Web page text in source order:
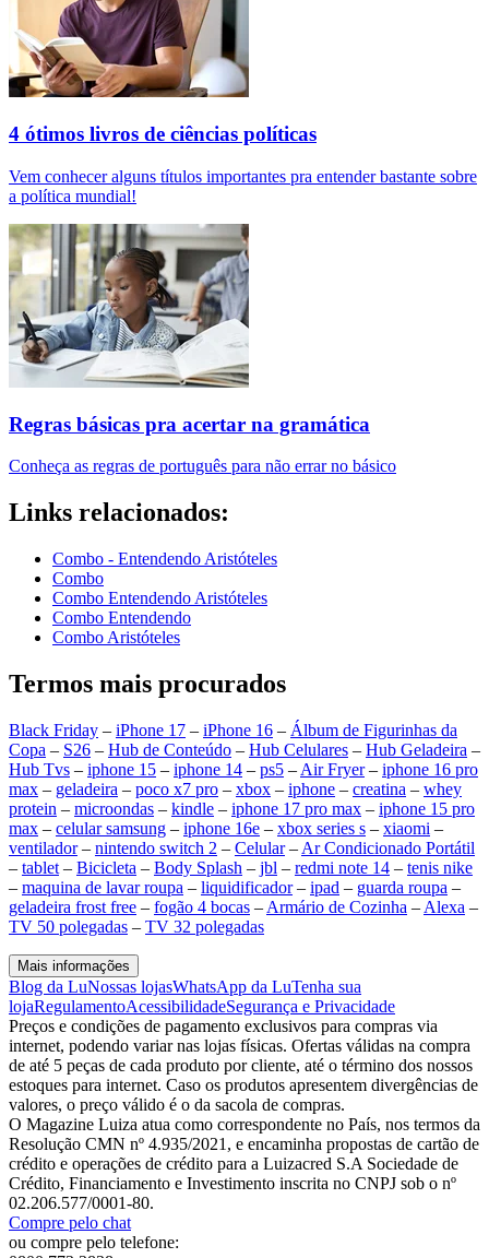
4 ótimos livros de ciências políticas
Vem conhecer alguns títulos importantes pra entender bastante sobre
a política mundial!
Regras básicas pra acertar na gramática
Conheça as regras de português para não errar no básico
Links relacionados:
Combo - Entendendo Aristóteles
Combo
Combo Entendendo Aristóteles
Combo Entendendo
Combo Aristóteles
Termos mais procurados
Black Friday – iPhone 17 – iPhone 16 – Álbum de Figurinhas da
Copa – S26 – Hub de Conteúdo – Hub Celulares – Hub Geladeira –
Hub Tvs – iphone 15 – iphone 14 – ps5 – Air Fryer– iphone 16 pro
max – geladeira – poco x7 pro – xbox – iphone – creatina – whey
protein – microondas – kindle – iphone 17 pro max – iphone 15 pro
max – celular samsung – iphone 16e – xbox series s – xiaomi –
ventilador– nintendo switch 2 – Celular– Ar Condicionado Portátil
– tablet – Bicicleta – Body Splash – jbl – redmi note 14 – tenis nike
– maquina de lavar roupa – liquidificador– ipad – guarda roupa –
geladeira frost free – fogão 4 bocas – Armário de Cozinha – Alexa –
TV 50 polegadas – TV 32 polegadas
Mais informações
Blog da LuNossas lojasWhatsApp da LuTenha sua
lojaRegulamentoAcessibilidadeSegurança e Privacidade
Preços e condições de pagamento exclusivos para compras via
internet, podendo variar nas lojas físicas. Ofertas válidas na compra
de até 5 peças de cada produto por cliente, até o término dos nossos
estoques para internet. Caso os produtos apresentem divergências de
valores, o preço válido é o da sacola de compras.
O Magazine Luiza atua como correspondente no País, nos termos da
Resolução CMN nº 4.935/2021, e encaminha propostas de cartão de
crédito e operações de crédito para a Luizacred S.A Sociedade de
Crédito, Financiamento e Investimento inscrita no CNPJ sob o nº
02.206.577/0001-80.
Compre pelo chat
ou compre pelo telefone: